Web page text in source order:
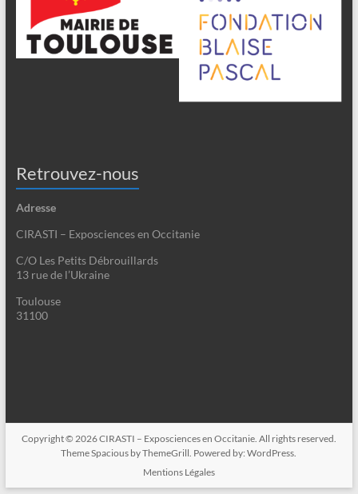
Retrouvez-nous
Adresse
CIRASTI – Exposciences en Occitanie
C/O Les Petits Débrouillards
13 rue de l’Ukraine
Toulouse
31100
Copyright © 2026CIRASTI – Exposciences en Occitanie. All rights reserved.
ThemeSpacious by ThemeGrill. Powered by:WordPress
Mentions Légales